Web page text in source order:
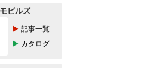
ビルズ
記事一覧
カタログ